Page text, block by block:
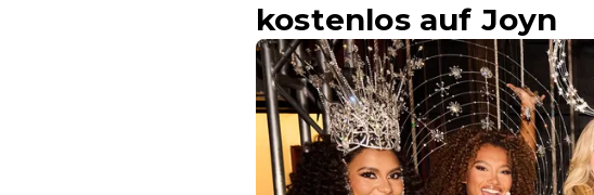
kostenlos auf Joyn